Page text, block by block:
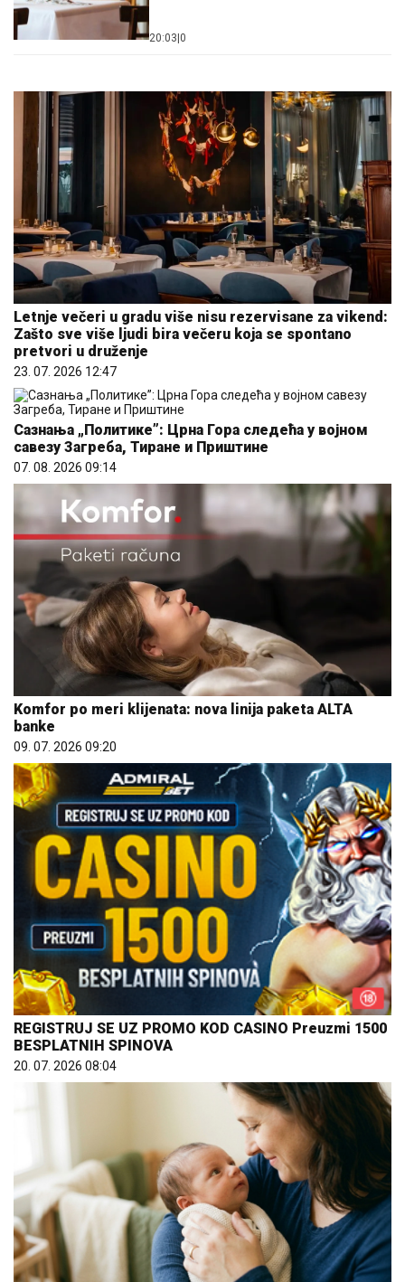
20:03|0
Letnje večeri u gradu više nisu rezervisane za vikend:
Zašto sve više ljudi bira večeru koja se spontano
pretvori u druženje
23. 07. 2026 12:47
Сазнања „Политике”: Црна Гора следећа у војном
савезу Загреба, Тиране и Приштине
07. 08. 2026 09:14
Komfor po meri klijenata: nova linija paketa ALTA
banke
09. 07. 2026 09:20
REGISTRUJ SE UZ PROMO KOD CASINO Preuzmi 1500
BESPLATNIH SPINOVA
20. 07. 2026 08:04